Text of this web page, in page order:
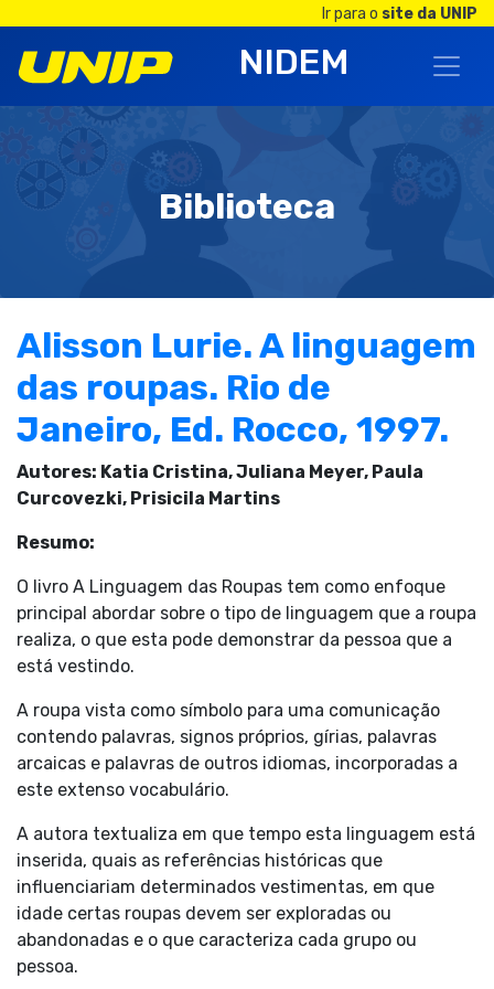
Ir para o site da UNIP
NIDEM
Biblioteca
Alisson Lurie. A linguagem
das roupas. Rio de
Janeiro, Ed. Rocco, 1997.
Autores: Katia Cristina, Juliana Meyer, Paula
Curcovezki, Prisicila Martins
Resumo:
O livro A Linguagem das Roupas tem como enfoque
principal abordar sobre o tipo de linguagem que a roupa
realiza, o que esta pode demonstrar da pessoa que a
está vestindo.
A roupa vista como símbolo para uma comunicação
contendo palavras, signos próprios, gírias, palavras
arcaicas e palavras de outros idiomas, incorporadas a
este extenso vocabulário.
A autora textualiza em que tempo esta linguagem está
inserida, quais as referências históricas que
influenciariam determinados vestimentas, em que
idade certas roupas devem ser exploradas ou
abandonadas e o que caracteriza cada grupo ou
pessoa.